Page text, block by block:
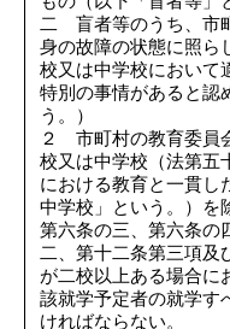
二 盲者等のうち、市
身の故障の状態に照ら
校又は中学校において
特別の事情があると認
う。）
２ 市町村の教育委員
校又は中学校（法第五
における教育と一貫し
中学校」という。）を
第六条の三、第六条の
二、第十二条第三項及
が二校以上ある場合に
該就学予定者の就学す
ければならない。